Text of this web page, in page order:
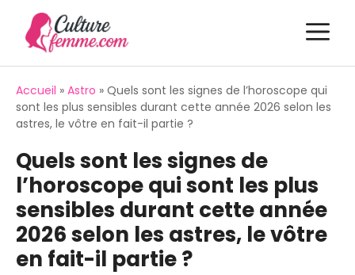
contenu
Accueil » Astro » Quels sont les signes de l’horoscope qui
sont les plus sensibles durant cette année 2026 selon les
astres, le vôtre en fait-il partie ?
Quels sont les signes de
l’horoscope qui sont les plus
sensibles durant cette année
2026 selon les astres, le vôtre
en fait-il partie ?